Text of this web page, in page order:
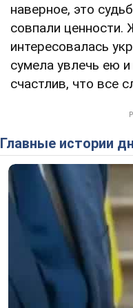
наверное, это
совпали ценности.
интересовалась
сумела увлечь ею
счастлив, что все
Главные истории